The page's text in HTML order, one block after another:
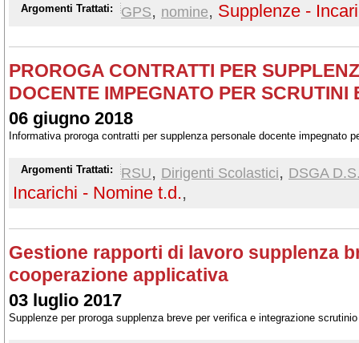
Argomenti Trattati: GPS, nomine, Supplenze -
PROROGA CONTRATTI PER
DOCENTE IMPEGNATO PER SCRUTINI
06 giugno 2018
Informativa proroga contratti per supplenza personale docente impegnato
Argomenti Trattati: RSU, Dirigenti Scolastici, DSGA
Incarichi - Nomine t.d.,
Gestione rapporti di lavoro supplenza
cooperazione applicativa
03 luglio 2017
Supplenze per proroga supplenza breve per verifica e integrazione